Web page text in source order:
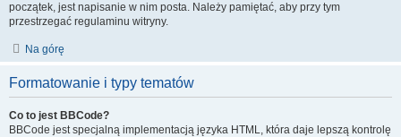
początek, jest napisanie w nim posta. Należy pamiętać, aby przy tym
przestrzegać regulaminu witryny.
Na górę
Formatowanie i typy tematów
Co to jest BBCode?
BBCode jest specjalną implementacją języka HTML, która daje lepszą kontrolę